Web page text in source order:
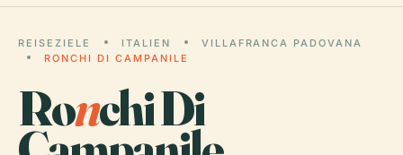
REISEZIELE ITALIEN
VILLAFRANCA PADOVANA
RONCHI DI CAMPANILE
Ronchi Di